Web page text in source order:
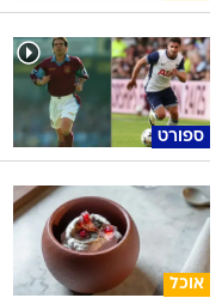
ספורט
אוכל